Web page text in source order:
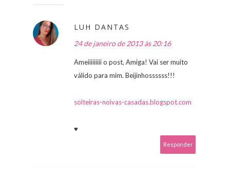
LUH DANTAS
24 de janeiro de 2013 às 20:16
Ameiiiiiiiii o post, Amiga! Vai ser muito
válido para mim. Beijinhossssss!!!
solteiras-noivas-casadas.blogspot.com
♥
Responder